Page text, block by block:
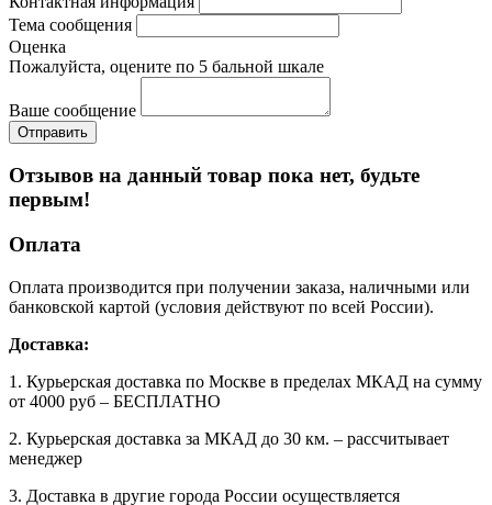
Тема сообщения
Оценка
Пожалуйста, оцените по 5 бальной шкале
Ваше сообщение
Отзывов на данный товар пока нет, будьте
первым!
Оплата
Оплата производится при получении заказа, наличными или
банковской картой (условия действуют по всей России).
Доставка:
1. Курьерская доставка по Москве в пределах МКАД на сумму
от 4000 руб – БЕСПЛАТНО
2. Курьерская доставка за МКАД до 30 км. – рассчитывает
менеджер
3. Доставка в другие города России осуществляется